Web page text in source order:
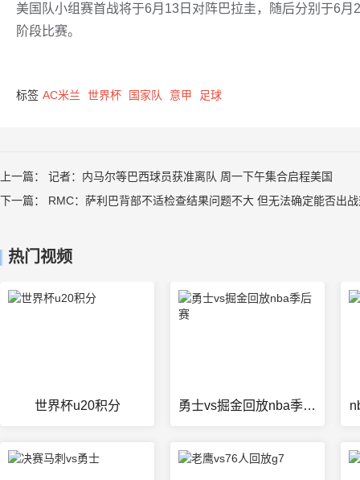
美国队小组赛首战将于6月13日对阵巴拉圭，随后分别于6
阶段比赛。
标签 AC米兰 世界杯 国家队 意甲 足球
上一篇： 记者：内马尔等巴西球员获准离队 周一下午集合启程美国
下一篇： RMC：萨利巴背部不适检查结果问题不大 但无法确定能否出
热门视频
世界杯u20积分 勇士vs掘金回放nba季后赛